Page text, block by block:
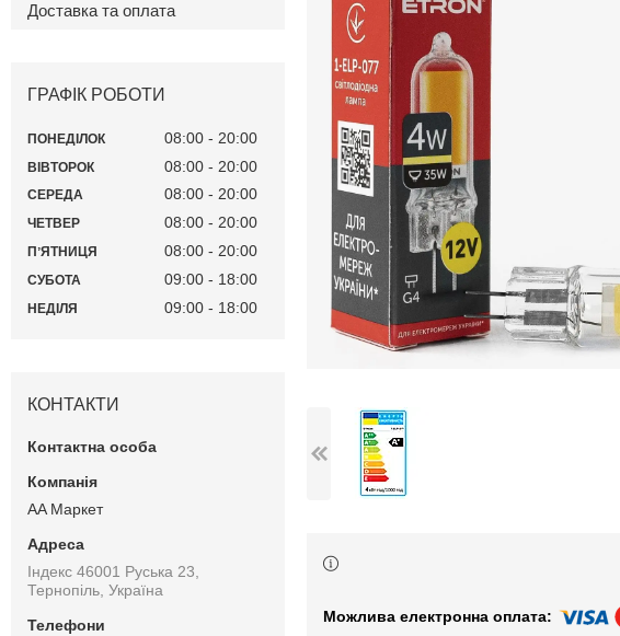
Доставка та оплата
ГРАФІК РОБОТИ
ПОНЕДІЛОК 08:00 20:00
ВІВТОРОК 08:00 20:00
СЕРЕДА 08:00 20:00
ЧЕТВЕР 08:00 20:00
ПʼЯТНИЦЯ 08:00 20:00
СУБОТА 09:00 18:00
НЕДІЛЯ 09:00 18:00
КОНТАКТИ
AA Маркет
Індекс 46001 Руська 23,
Тернопіль, Україна